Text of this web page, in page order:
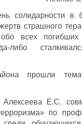
солидарности в
страшного
всех
либо
прошли
Алексеева Е.С.
по